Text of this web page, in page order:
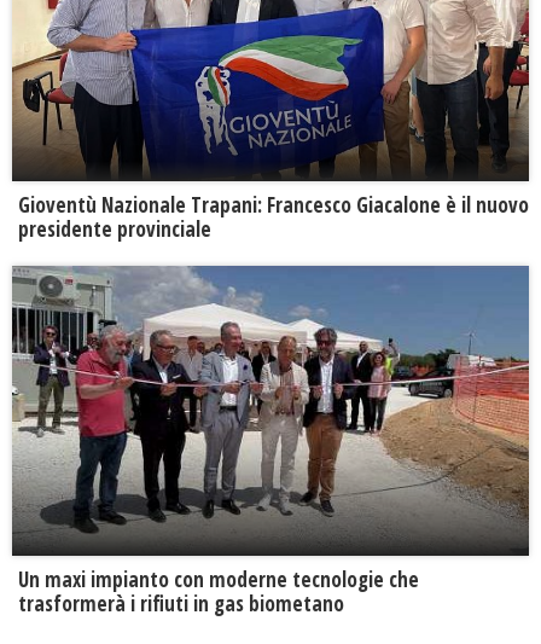
Gioventù Nazionale Trapani: Francesco Giacalone è il nuovo
presidente provinciale
Un maxi impianto con moderne tecnologie che
trasformerà i rifiuti in gas biometano